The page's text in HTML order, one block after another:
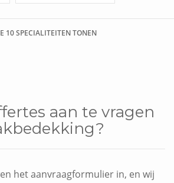
Overige werken
10 SPECIALITEITEN TONEN
aan te vragen
het aanvraagformulier in, en wij